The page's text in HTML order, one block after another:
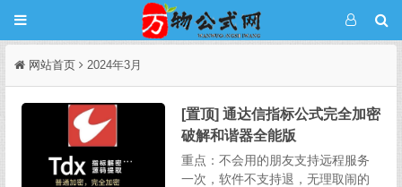
网站首页 2024年3月
[置顶] 通达信指标公式完全加密
破解和谐器全能版
重点：不会用的朋友支持远程服务
一次，软件不支持退，无理取闹的